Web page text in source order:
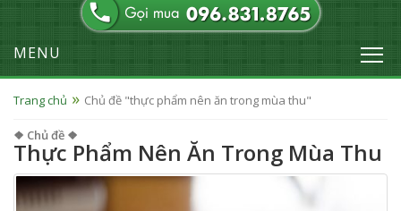
MENU
Trang chủ Chủ đề "thực phẩm nên ăn trong mùa thu"
❖ Chủ đề ❖
Thực Phẩm Nên Ăn Trong Mùa Thu